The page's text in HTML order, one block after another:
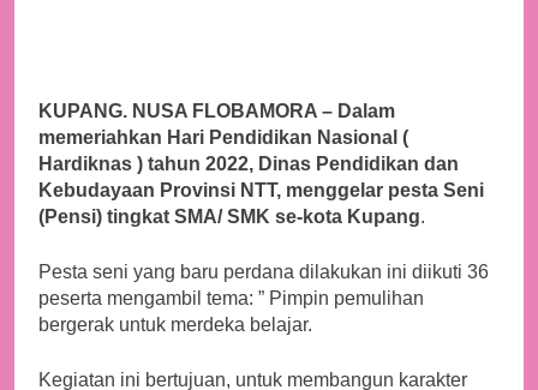
KUPANG. NUSA FLOBAMORA – Dalam
memeriahkan Hari Pendidikan Nasional (
Hardiknas ) tahun 2022, Dinas Pendidikan dan
Kebudayaan Provinsi NTT, menggelar pesta Seni
(Pensi) tingkat SMA/ SMK se-kota Kupang.
Pesta seni yang baru perdana dilakukan ini diikuti 36
peserta mengambil tema: ” Pimpin pemulihan
bergerak untuk merdeka belajar.
Kegiatan ini bertujuan, untuk membangun karakter